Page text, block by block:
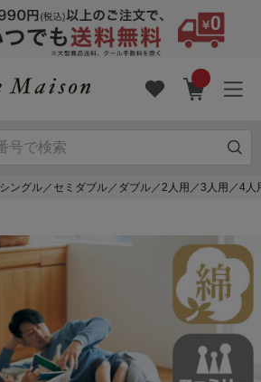
ングル／セミダブル／ダブル／2人用／3人用／4人